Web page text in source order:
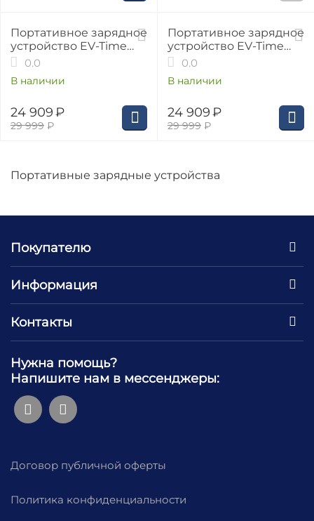
Портативные зарядные устройства
Портативное зарядное
устройство EV-Time
Portable 316 GB/T, 3
0.0
В наличии
29 999 ₽
24 909₽
Портативное зарядное
устройство EV-Time
Portable 316 Type 2, 3
0.0
В наличии
29 999 ₽
24 909₽
Покупателю
Информация
Контакты
Нужна помощь?
Напишите нам в мессенджеры:
Договор публичной оферты
Политика конфиденциальности